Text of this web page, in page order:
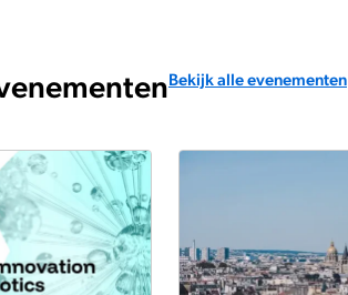
Bekijk alle evenementen